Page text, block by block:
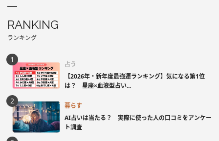
RANKING
ランキング
占う
【2026年・新年度最強運ランキング】気になる第1位
は？ 星座×血液型占い...
暮らす
AI占いは当たる？ 実際に使った人の口コミをアンケー
ト調査